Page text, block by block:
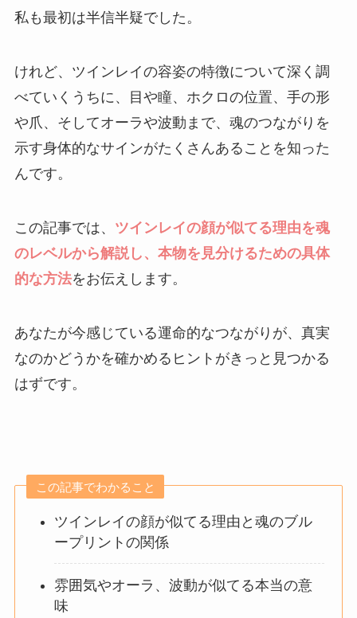
私も最初は半信半疑でした。
けれど、ツインレイの容姿の特徴について深く調
べていくうちに、目や瞳、ホクロの位置、手の形
や爪、そしてオーラや波動まで、魂のつながりを
示す身体的なサインがたくさんあることを知った
んです。
この記事では、 ツインレイの顔が似てる理由を魂
のレベルから解説し、本物を見分けるための具体
的な方法をお伝えします。
あなたが今感じている運命的なつながりが、真実
なのかどうかを確かめるヒントがきっと見つかる
はずです。
この記事でわかること
ツインレイの顔が似てる理由と魂のブル
ープリントの関係
雰囲気やオーラ、波動が似てる本当の意
味